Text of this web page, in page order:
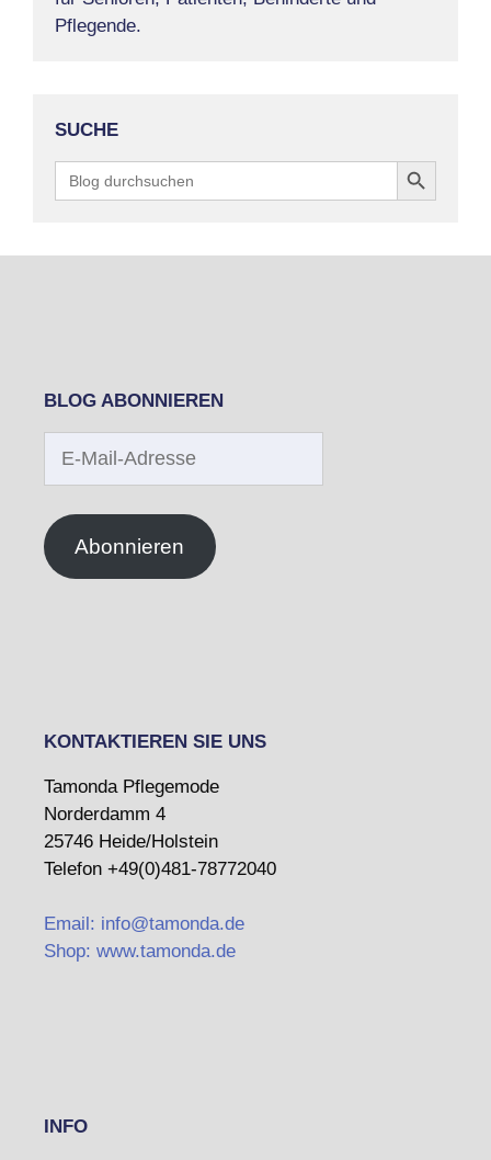
Pflegende.
SUCHE
for:
Search Button
BLOG ABONNIEREN
Abonnieren
KONTAKTIEREN SIE UNS
Tamonda Pflegemode
Norderdamm 4
25746 Heide/Holstein
Telefon +49(0)481-78772040
Email: info@tamonda.de
Shop: www.tamonda.de
INFO